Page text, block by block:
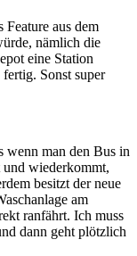
Feature aus dem
nämlich die
eine Station
Sonst super
wenn man den Bus in
wiederkommt,
besitzt der neue
am
ranfährt. Ich muss
dann geht plötzlich